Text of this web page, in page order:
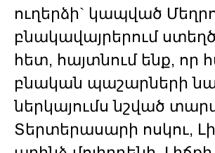
ուղերձի` կապված
բնակավայրերում
հետ, հայտնում ենք, որ
բնական պաշարների
ներկայումս նշված
Տերտերասարի ոսկու,